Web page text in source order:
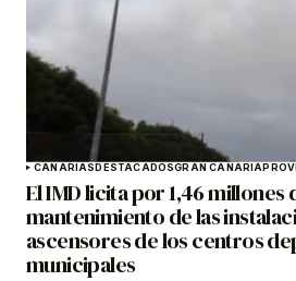
CANARIASDESTACADOSGRAN CANARIA
El IMD licita por 1,46 millones
mantenimiento de las
ascensores de los centros
municipales